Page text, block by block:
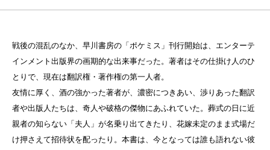
戦後の混乱のなか、早川書房の「ポケミス」刊行開始は、エンターテ
インメント出版界の画期的な出来事だった。著者はその仕掛け人のひ
とりで、現在は翻訳権・著作権の第一人者。
友情に厚く、酒の強かった著者が、濃密につきあい、渉りあった翻訳
者や出版人たちは、奇人や破格の傑物にあふれていた。葬式の日に近
親者の知らない「夫人」が名乗り出てきたり、花嫁未定のまま式場だ
け押さえて招待状を配ったり。本書は、今となっては誰も語れない彼